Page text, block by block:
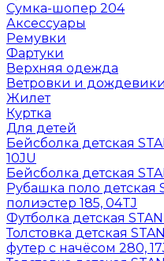
Сумка-шопер 204
Аксессуары
Ремувки
Фартуки
Верхняя одежда
Ветровки и дождевики
Жилет
Куртка
Для детей
Бейсболка детская
10JU
Бейсболка детская
Рубашка поло детская
полиэстер 185, 04TJ
Футболка детская
Толстовка детская
футер с начёсом 280,